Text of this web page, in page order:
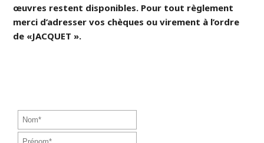
œuvres restent disponibles. Pour tout règlement
merci d’adresser vos chèques ou virement à l’ordre
de «JACQUET ».